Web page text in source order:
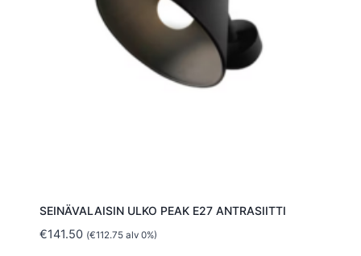
SEINÄVALAISIN ULKO PEAK E27 ANTRASIITTI
€141.50 (€112.75alv 0%)